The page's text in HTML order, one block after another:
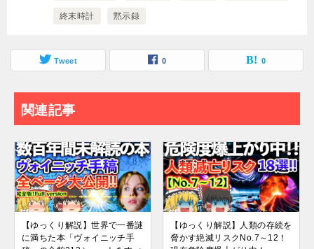
終末時計 黙示録
Tweet 0 0
関連記事
【ゆっくり解説】世界で一番謎
に満ちた本「ヴォイニッチ手
【ゆっくり解説】人類の存続を
脅かす絶滅リスクNo.7～12！